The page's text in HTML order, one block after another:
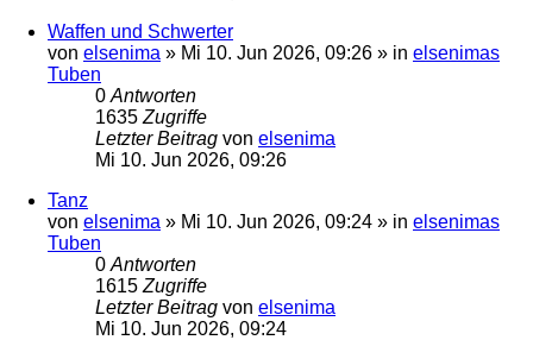
Waffen und Schwerter
von elsenima » Mi 10. Jun 2026, 09:26 » in elsenimas
Tuben
0 Antworten
1635 Zugriffe
Letzter Beitrag von elsenima
Mi 10. Jun 2026, 09:26
Tanz
von elsenima » Mi 10. Jun 2026, 09:24 » in elsenimas
Tuben
0 Antworten
1615 Zugriffe
Letzter Beitrag von elsenima
Mi 10. Jun 2026, 09:24